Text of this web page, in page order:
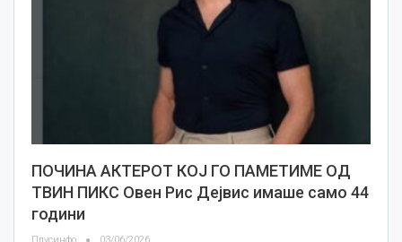
ПОЧИНА АКТЕРОТ КОЈ ГО ПАМЕТИМЕ ОД
ТВИН ПИКС Овен Рис Дејвис имаше само 44
години